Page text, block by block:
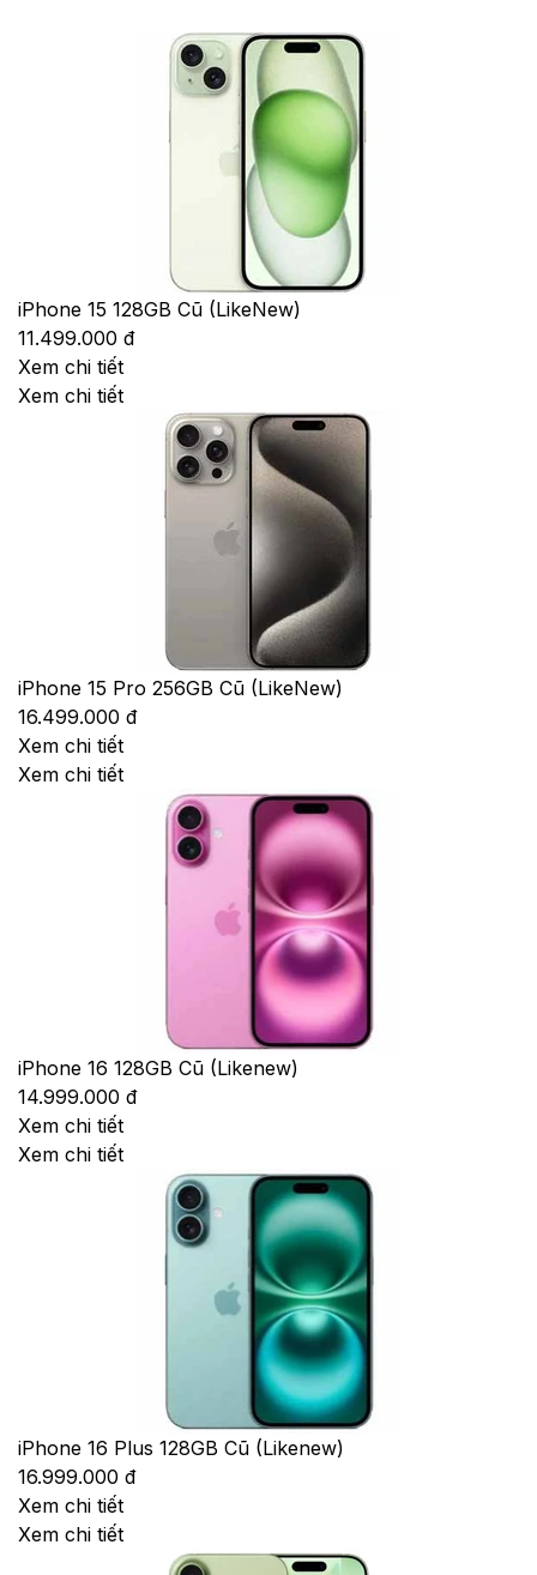
iPhone 15 128GB Cũ (LikeNew)
11.499.000 đ
Xem chi tiết
Xem chi tiết
iPhone 15 Pro 256GB Cũ (LikeNew)
16.499.000 đ
Xem chi tiết
Xem chi tiết
iPhone 16 128GB Cũ (Likenew)
14.999.000 đ
Xem chi tiết
Xem chi tiết
iPhone 16 Plus 128GB Cũ (Likenew)
16.999.000 đ
Xem chi tiết
Xem chi tiết